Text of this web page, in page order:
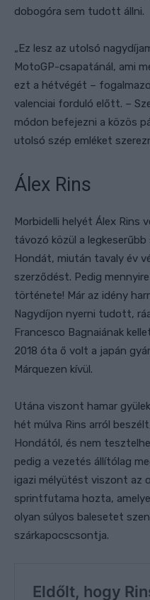
dobogóra sem tudott állni.
„Ez lesz az utolsó
MotoGP-csapatánál, ami
ezt a hétvégét –
valenciai forduló előtt. –
módon befejezni a közös
utolsó szép emléket
Álex Rins
Morbidelli helyét Álex Rins
távozó közül a
Hondát, miután tavaly év
szerződést. Pedig
története! Már az idény
Nagydíjon nyerni tudott,
Francesco Bagnaiának
2018 óta ő volt a japán
Márquezen kívül.
Utána viszont hamar
hét múlva Rins arról
Hondától, és nem
pedig a vezetés állítólag
igazi mélyütést viszont az
sprintfutama hozta,
olyan súlyos balesetet
szárkapocscsontja.